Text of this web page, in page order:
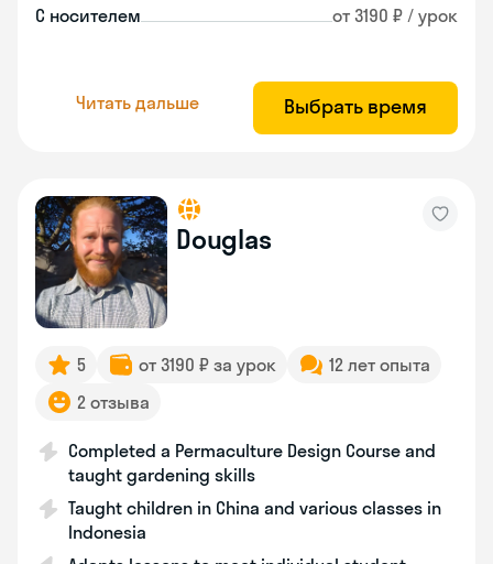
С носителем от 3190 ₽ / урок
Читать дальше Выбрать время
Douglas
5 от 3190 ₽ за урок
12 лет опыта
2 отзыва
Completed a Permaculture Design Course and
taught gardening skills
Taught children in China and various classes in
Indonesia